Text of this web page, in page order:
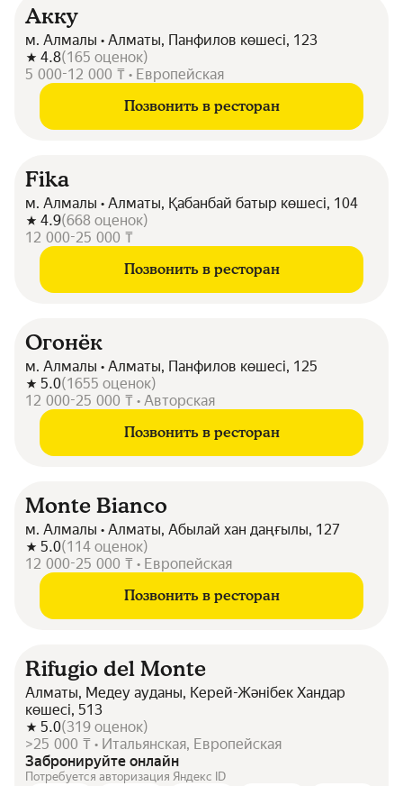
Акку
м. Алмалы • Алматы, Панфилов көшесі, 123
4.8(165 оценок)
5 000-12 000 ₸ • Европейская
Позвонить в ресторан
Fika
м. Алмалы • Алматы, Қабанбай батыр көшесі, 104
4.9(668 оценок)
12 000-25 000 ₸
Позвонить в ресторан
Огонёк
м. Алмалы • Алматы, Панфилов көшесі, 125
5.0(1655 оценок)
12 000-25 000 ₸ • Авторская
Позвонить в ресторан
Monte Bianco
м. Алмалы • Алматы, Абылай хан даңғылы, 127
5.0(114 оценок)
12 000-25 000 ₸ • Европейская
Позвонить в ресторан
Rifugio del Monte
Алматы, Медеу ауданы, Керей-Жәнібек Хандар
көшесі, 513
5.0(319 оценок)
>25 000 ₸ • Итальянская, Европейская
Забронируйте онлайн
Потребуется авторизация Яндекс ID